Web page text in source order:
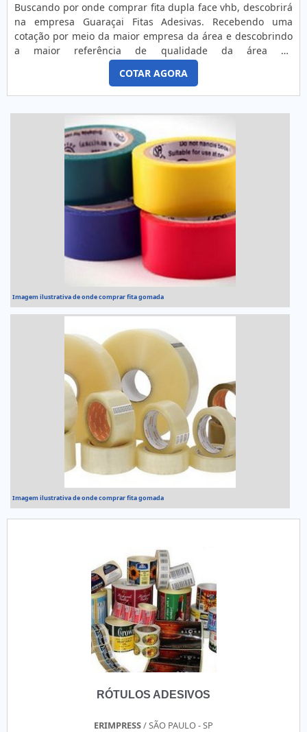
Buscando por onde comprar fita dupla face vhb, descobrirá
na empresa Guaraçai Fitas Adesivas. Recebendo uma
cotação por meio da maior empresa da área e descobrindo
a maior referência de qualidade da área de
atuação.Quando o tema é onde comprar fita dupla face vhb,
com os profissionais da Guaraçai Fitas Adesivas o cliente
conseguirá proteção com agilidade de
FACE VHBA Guaraçai Fitas Ades...
COTAR AGORA
Imagem ilustrativa de onde comprar fita gomada
Imagem ilustrativa de onde comprar fita gomada
RÓTULOS ADESIVOS
ERIMPRESS/ SÃO PAULO - SP